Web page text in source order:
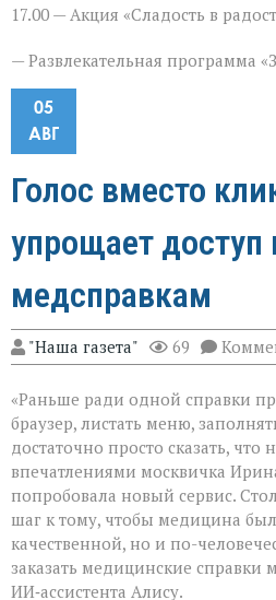
17.00 — Акция «Сладость в
— Развлекательная программа
05
АВГ
Голос вместо
упрощает доступ
медсправкам
"Наша газета" 69
«Раньше ради одной справки
браузер, листать меню,
достаточно просто сказать, что
впечатлениями москвичка
попробовала новый сервис.
шаг к тому, чтобы медицина
качественной, но и по-
заказать медицинские справки
ИИ‑ассистента Алису.